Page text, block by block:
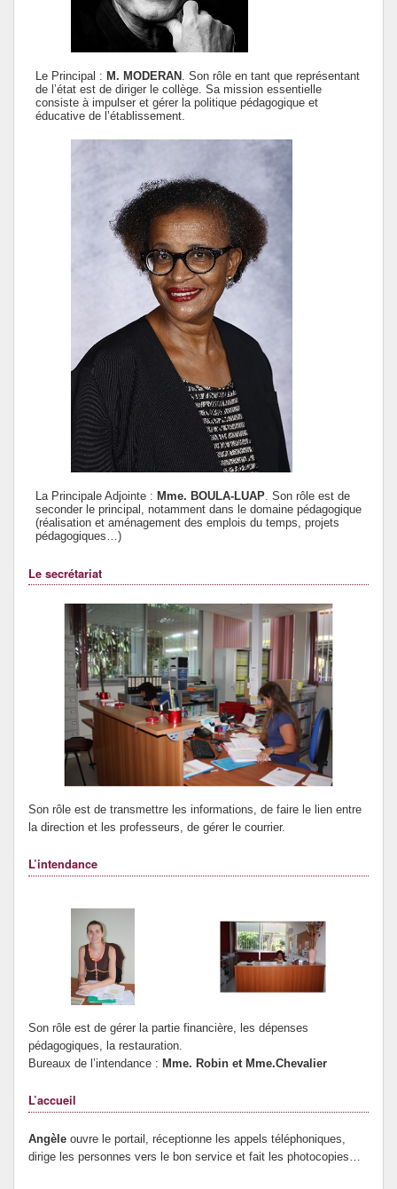
Le Principal : M. MODERAN . Son rôle en tant que représentant
de l’état est de diriger le collège. Sa mission essentielle
consiste à impulser et gérer la politique pédagogique et
éducative de l’établissement.
La Principale Adjointe : Mme. BOULA-LUAP. Son rôle est de
seconder le principal, notamment dans le domaine pédagogique
(réalisation et aménagement des emplois du temps, projets
pédagogiques…)
Le secrétariat
Son rôle est de transmettre les informations, de faire le lien entre
la direction et les professeurs, de gérer le courrier.
L’intendance
Son rôle est de gérer la partie financière, les dépenses
pédagogiques, la restauration.
Bureaux de l’intendance : Mme. Robin et Mme.Chevalier
L’accueil
Angèle ouvre le portail, réceptionne les appels téléphoniques,
dirige les personnes vers le bon service et fait les photocopies…